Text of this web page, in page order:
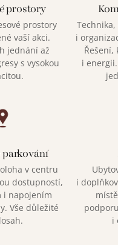
prostory
prostory
vaší akci.
jednání až
s vysokou
i
Řešení,
i
parkování
v centru
dostupností,
i napojením
Vše důležité
i
i